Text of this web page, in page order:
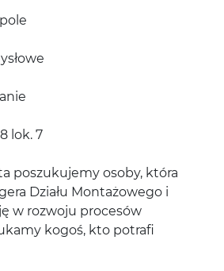
lok. 7
poszukujemy osoby, która
Działu Montażowego i
w rozwoju procesów
kogoś, kto potrafi